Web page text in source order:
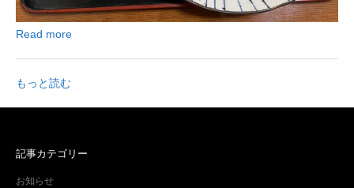
Read more
もっと読む
記事カテゴリー
お知らせ